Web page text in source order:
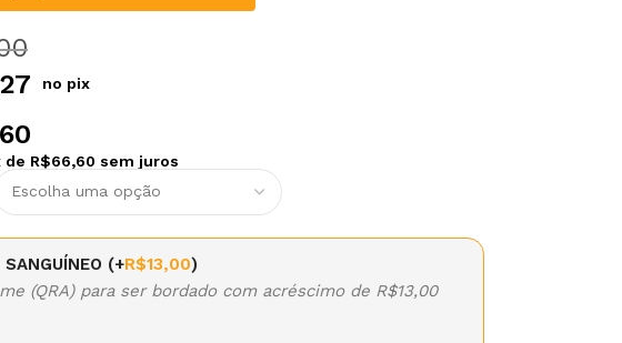
no pix
de R$66,60 sem juros
(+R$13,00)
(QRA) para ser bordado com acréscimo de R$13,00